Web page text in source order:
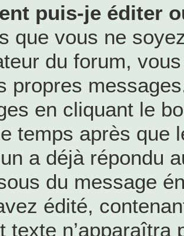
puis-je éditer
que vous ne
du forum,
propres
en cliquant le
temps après que
a déjà répondu
du message
édité,
texte n’apparaîtra